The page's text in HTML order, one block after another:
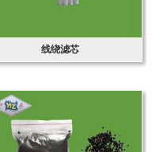
线绕滤芯